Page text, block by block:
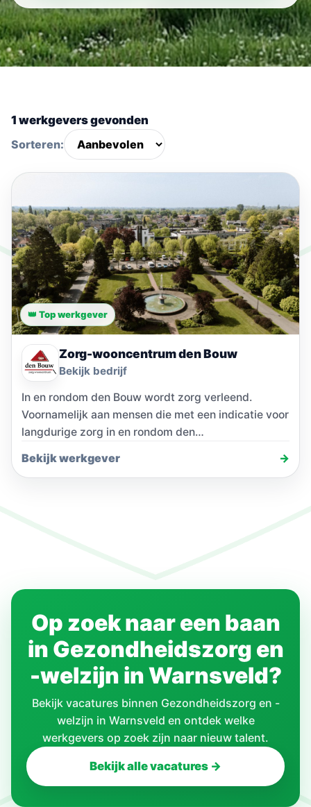
1 werkgevers gevonden
Sorteren:
👑 Top werkgever
Zorg-wooncentrum den Bouw
Bekijk bedrijf
In en rondom den Bouw wordt zorg verleend.
Voornamelijk aan mensen die met een indicatie voor
langdurige zorg in en rondom den…
Bekijk werkgever →
Op zoek naar een baan
in Gezondheidszorg en
-welzijn in Warnsveld?
Bekijk vacatures binnen Gezondheidszorg en -
welzijn in Warnsveld en ontdek welke
werkgevers op zoek zijn naar nieuw talent.
Bekijk alle vacatures →